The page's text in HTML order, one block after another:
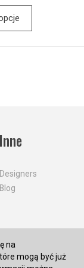
Inne
Designers
Blog
na
mogą być już